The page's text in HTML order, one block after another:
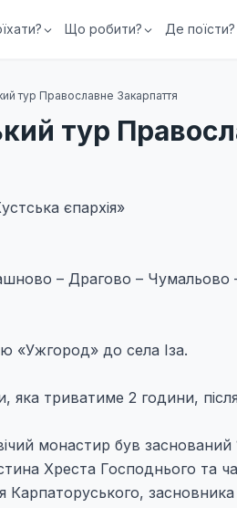
Що робити? Де поїсти?
тур Православне Закарпаття
тур
єпархія»
– Драгово – Чумальово
«Ужгород» до села Іза.
яка триватиме 2 години,
монастир був
Хреста Господнього та
Карпаторуського,